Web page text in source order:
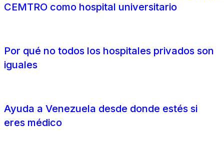
CEMTRO como hospital universitario
Por qué no todos los hospitales privados son
iguales
Ayuda a Venezuela desde donde estés si
eres médico